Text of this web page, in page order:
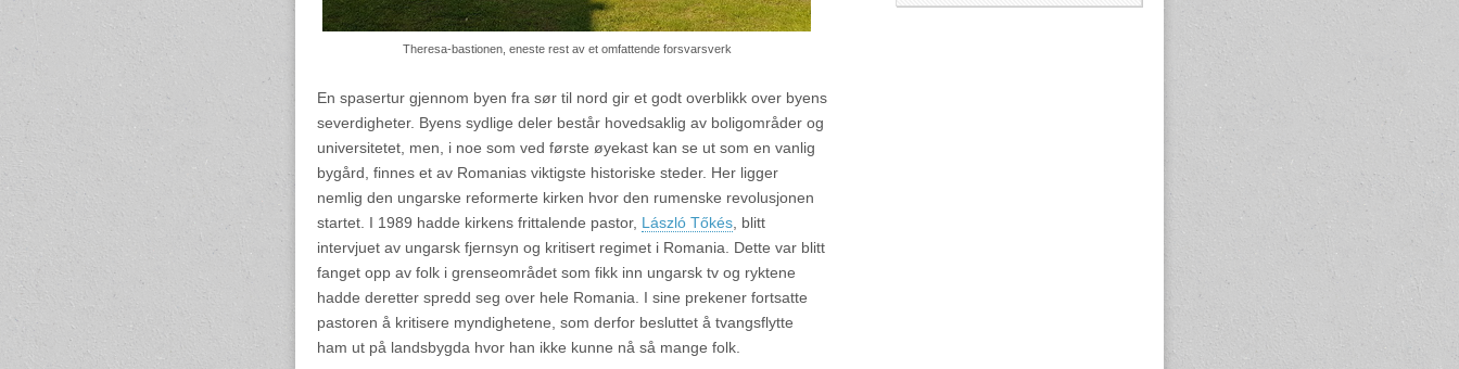
Theresa-bastionen, eneste rest av et omfattende forsvarsverk
En spasertur gjennom byen fra sør til nord gir et godt overblikk over byens
severdigheter. Byens sydlige deler består hovedsaklig av boligområder og
universitetet, men, i noe som ved første øyekast kan se ut som en vanlig
bygård, finnes et av Romanias viktigste historiske steder. Her ligger
nemlig den ungarske reformerte kirken hvor den rumenske revolusjonen
startet. I 1989 hadde kirkens frittalende pastor, László Tőkés, blitt
intervjuet av ungarsk fjernsyn og kritisert regimet i Romania. Dette var blitt
fanget opp av folk i grenseområdet som fikk inn ungarsk tv og ryktene
hadde deretter spredd seg over hele Romania. I sine prekener fortsatte
pastoren å kritisere myndighetene, som derfor besluttet å tvangsflytte
ham ut på landsbygda hvor han ikke kunne nå så mange folk.